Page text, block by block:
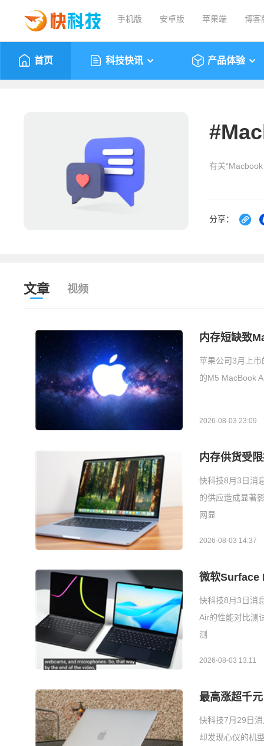
手机版 安卓版 苹果端 博客
首页 科技快讯 产品体验
#
有关
分享：
文章 视频
内存短缺致
苹果公司3月上
的M5 MacBook
2026-08-03 23:09
内存供货受
快科技8月3日消
的供应造成显著
网显
2026-08-03 14:37
微软Surface
快科技8月3日消
Air的性能对比测
测
2026-08-03 13:11
最高涨超千
快科技7月29日
却发现心仪的机